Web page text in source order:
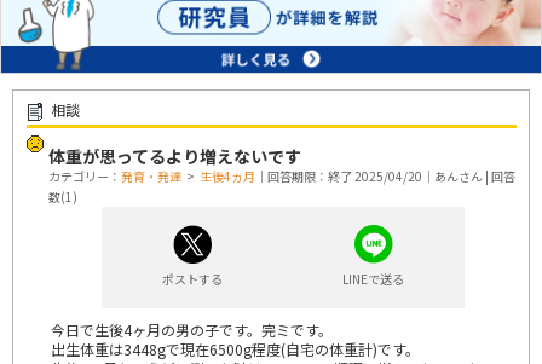
相談
体重が思ってるより増えないです
カテゴリー： 発育・発達 > 生後4ヵ月 ｜回答期限：終了 2025/04/20｜あんさん | 回答
数(1)
ポストする LINEで送る
今日で生後4ヶ月の男の子です。完ミです。
出生体重は3448gで現在6500g程度(自宅の体重計)です。